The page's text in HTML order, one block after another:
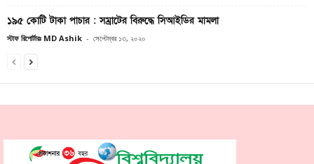
১৯৫ কোটি টাকা পাচার : সম্রাটের বিরুদ্ধে সিআইডির মামলা
স্টাফ রিপোর্টারঃ MD Ashik - সেপ্টেম্বর ১৩, ২০২০